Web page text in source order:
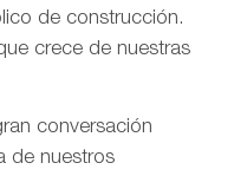
de construcción.
crece de nuestras
conversación
de nuestros